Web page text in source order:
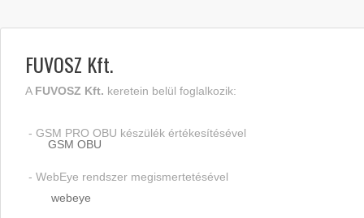
FUVOSZ Kft.
A FUVOSZ Kft. keretein belül foglalkozik:
- GSM PRO OBU készülék értékesítésével
GSM OBU
- WebEye rendszer megismertetésével
webeye